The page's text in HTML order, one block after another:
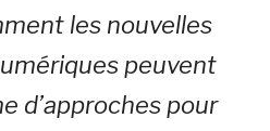
les nouvelles
peuvent
d’approches pour